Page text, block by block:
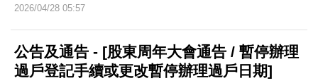
2026/04/28 05:57
公告及通告 - [股東周年大會通告 / 暫停辦理
過戶登記手續或更改暫停辦理過戶日期]